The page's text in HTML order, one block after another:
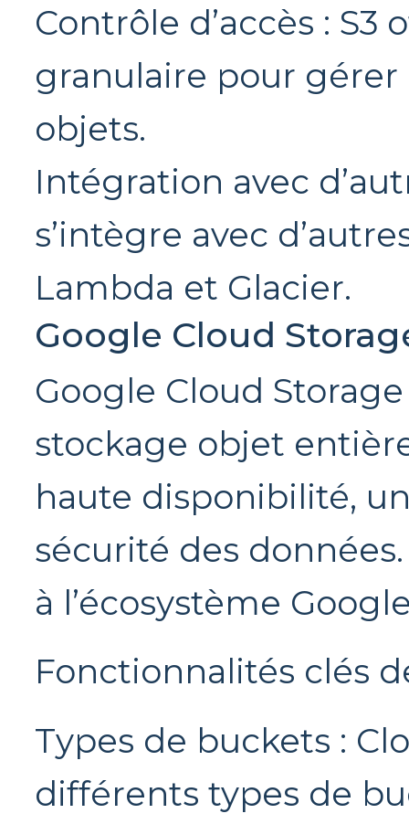
Contrôle d’accès : S3
granulaire pour gérer
objets.
Intégration avec
s’intègre avec
Lambda et Glacier.
Google Cloud
Google Cloud
stockage objet
haute disponibilité,
sécurité des
à l’écosystème
Fonctionnalités clés
Types de buckets :
différents types de